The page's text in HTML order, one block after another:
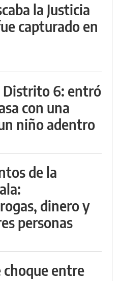
la Justicia
capturado en
Distrito 6: entró
con una
niño adentro
de la
dinero y
personas
entre